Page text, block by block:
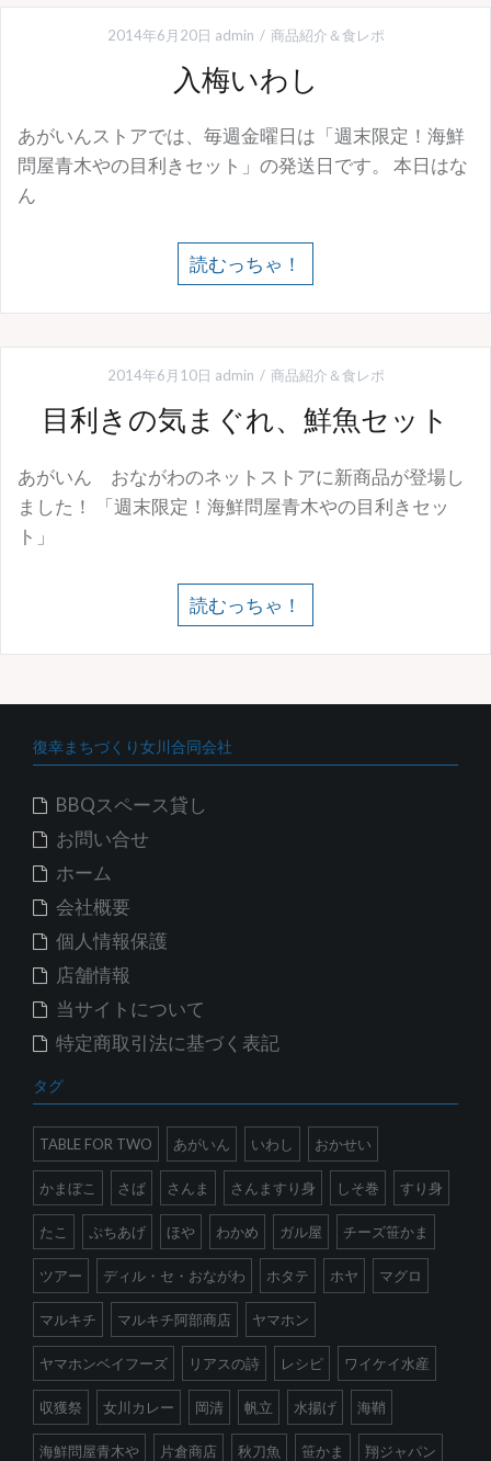
2014年6月20日 admin 商品紹介＆食レポ
入梅いわし
あがいんストアでは、毎週金曜日は「週末限定！海鮮
問屋青木やの目利きセット」の発送日です。 本日はな
ん
読むっちゃ！
2014年6月10日 admin 商品紹介＆食レポ
目利きの気まぐれ、鮮魚セット
あがいん おながわのネットストアに新商品が登場し
ました！ 「週末限定！海鮮問屋青木やの目利きセッ
ト」
読むっちゃ！
復幸まちづくり女川合同会社
BBQスペース貸し
お問い合せ
ホーム
会社概要
個人情報保護
店舗情報
当サイトについて
特定商取引法に基づく表記
タグ
TABLE FOR TWO あがいん いわし おかせい
かまぼこ さば さんま さんますり身 しそ巻 すり身
たこ ぷちあげ ほや わかめ ガル屋 チーズ笹かま
ツアー ディル・セ・おながわ ホタテ ホヤ マグロ
マルキチ マルキチ阿部商店 ヤマホン
ヤマホンベイフーズ リアスの詩 レシピ ワイケイ水産
収獲祭 女川カレー 岡清 帆立 水揚げ 海鞘
海鮮問屋青木や 片倉商店 秋刀魚 笹かま 翔ジャパン